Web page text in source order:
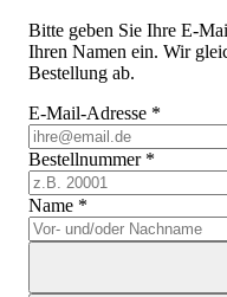
Bitte geben Sie Ihre E-
Ihren Namen ein. Wir
Bestellung ab.
E-Mail-Adresse *
Bestellnummer *
Name *